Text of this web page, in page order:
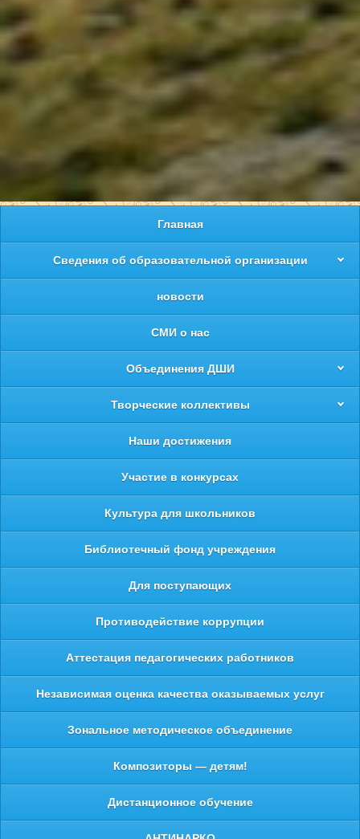
Главная
Сведения об образовательной организации
новости
СМИ о нас
Объединения ДШИ
Творческие коллективы
Наши достижения
Участие в конкурсах
Культура для школьников
Библиотечный фонд учреждения
Для поступающих
Противодействие коррупции
Аттестация педагогических работников
Независимая оценка качества оказываемых услуг
Зональное методическое объединение
Композиторы — детям!
Дистанционное обучение